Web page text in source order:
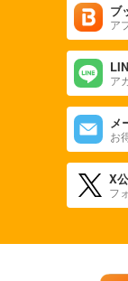
ブ
ア
ア
メ
お
X
フ